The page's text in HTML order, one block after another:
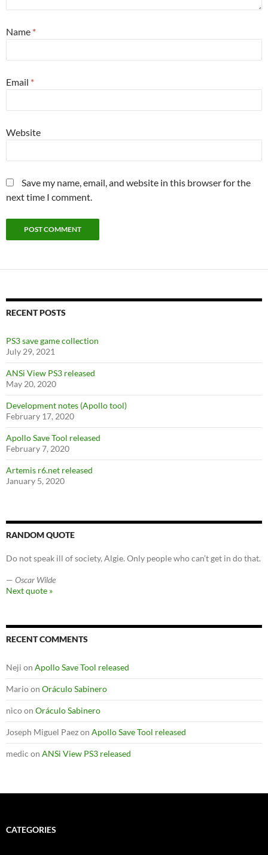
Name *
Email *
Website
Save my name, email, and website in this browser for the
next time I comment.
RECENT POSTS
PS3 save game collection
July 29, 2021
ANSi View PS3 released
May 20, 2020
Development notes (Apollo tool)
February 17, 2020
Apollo Save Tool released
February 7, 2020
Artemis r6.net released
January 5, 2020
RANDOM QUOTE
Do not speak ill of society, Algie. Only people who can’t get in do that.
— Oscar Wilde
Next quote »
RECENT COMMENTS
Neji on Apollo Save Tool released
Marioon Oráculo Sabinero
nicoon Oráculo Sabinero
Joseph Miguel Paezon Apollo Save Tool released
medic on ANSi View PS3 released
CATEGORIES